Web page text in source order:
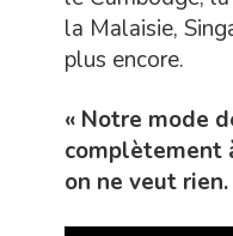
la Malaisie,
plus encore.
« Notre mode
complètement
on ne veut rien.